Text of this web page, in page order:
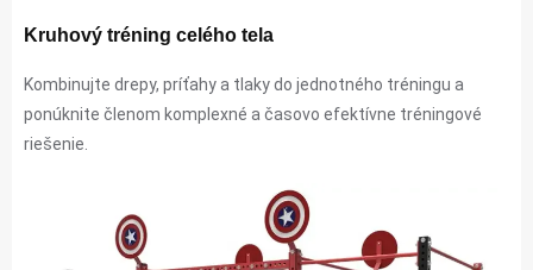
Kruhový tréning celého tela
Kombinujte drepy, príťahy a tlaky do jednotného tréningu a
ponúknite členom komplexné a časovo efektívne tréningové
riešenie.